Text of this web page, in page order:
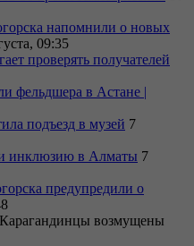
напомнили о новых
09:35
проверять получателей
фельдшера в Астане |
подъезд в музей 7
инклюзию в Алматы 7
предупредили о
Карагандинцы возмущены